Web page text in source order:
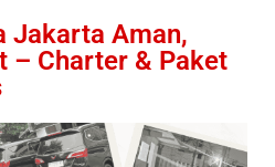
Jakarta Aman,
– Charter & Paket